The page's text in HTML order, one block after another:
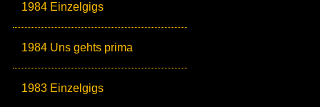
1984 Einzelgigs
1984 Uns gehts prima
1983 Einzelgigs